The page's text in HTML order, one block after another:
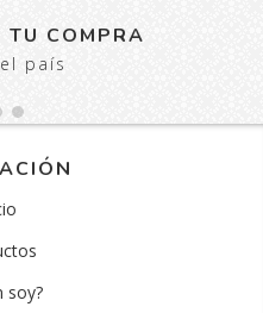
TU COMPRA
país
soy?